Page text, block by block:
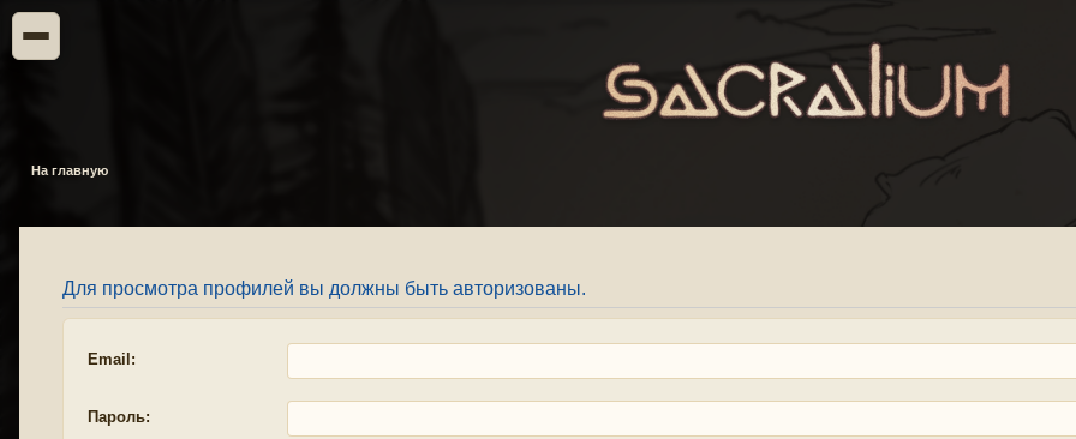
На главную
Для просмотра профилей вы должны быть авторизованы.
Email:
Пароль: